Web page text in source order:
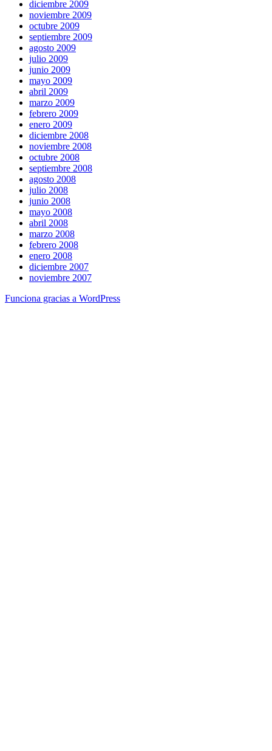
diciembre 2009
noviembre 2009
octubre 2009
septiembre 2009
agosto 2009
julio 2009
junio 2009
mayo 2009
abril 2009
marzo 2009
febrero 2009
enero 2009
diciembre 2008
noviembre 2008
octubre 2008
septiembre 2008
agosto 2008
julio 2008
junio 2008
mayo 2008
abril 2008
marzo 2008
febrero 2008
enero 2008
diciembre 2007
noviembre 2007
Funciona gracias a WordPress